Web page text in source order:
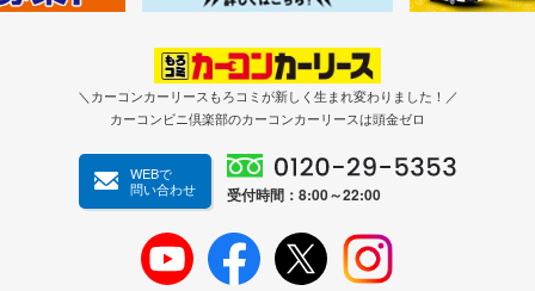
＼カーコンカーリースもろコミが新しく生まれ変わりました！／
カーコンビニ倶楽部のカーコンカーリースは頭金ゼロ
WEBで
問い合わせ
受付時間：8:00～22:00